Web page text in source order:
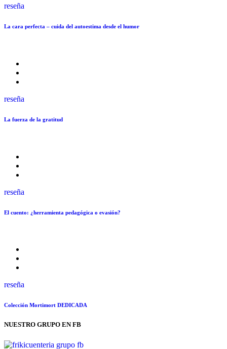
reseña
La cara perfecta – cuida del autoestima desde el humor
reseña
La fuerza de la gratitud
reseña
El cuento: ¿herramienta pedagógica o evasión?
reseña
Colección Mortimort DEDICADA
NUESTRO GRUPO EN FB